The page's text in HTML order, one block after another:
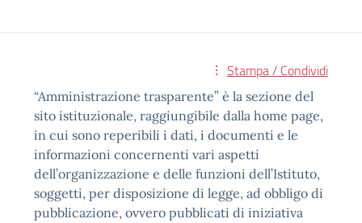
Stampa / Condividi
“Amministrazione trasparente” è la sezione del
sito istituzionale, raggiungibile dalla home page,
in cui sono reperibili i dati, i documenti e le
informazioni concernenti vari aspetti
dell’organizzazione e delle funzioni dell’Istituto,
soggetti, per disposizione di legge, ad obbligo di
pubblicazione, ovvero pubblicati di iniziativa